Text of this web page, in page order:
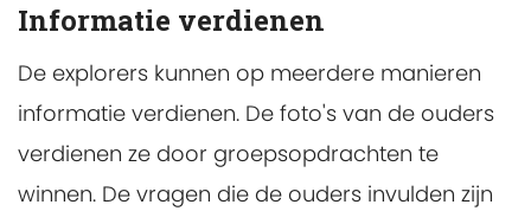
Informatie verdienen
De explorers kunnen op meerdere manieren
informatie verdienen. De foto's van de ouders
verdienen ze door groepsopdrachten te
winnen. De vragen die de ouders invulden zijn